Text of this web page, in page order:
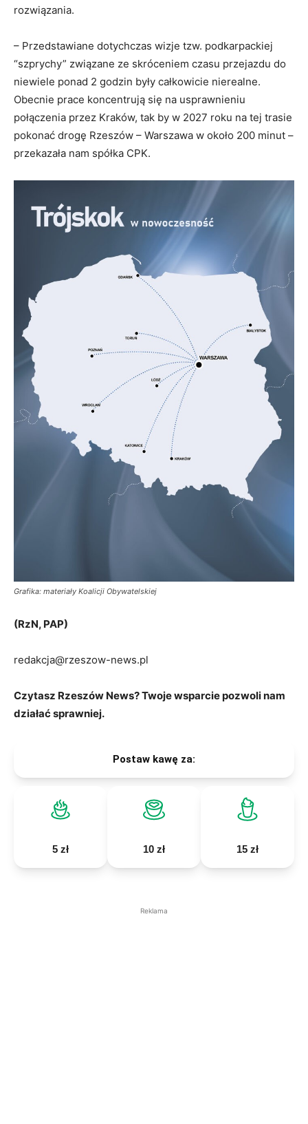
rozwiązania.
– Przedstawiane dotychczas wizje tzw. podkarpackiej
“szprychy” związane ze skróceniem czasu przejazdu do
niewiele ponad 2 godzin były całkowicie nierealne.
Obecnie prace koncentrują się na usprawnieniu
połączenia przez Kraków, tak by w 2027 roku na tej trasie
pokonać drogę Rzeszów – Warszawa w około 200 minut –
przekazała nam spółka CPK.
Grafika: materiały Koalicji Obywatelskiej
(RzN, PAP)
redakcja@rzeszow-news.pl
Czytasz Rzeszów News? Twoje wsparcie pozwoli nam
działać sprawniej.
Postaw kawę za:
5 zł 10 zł 15 zł
Reklama